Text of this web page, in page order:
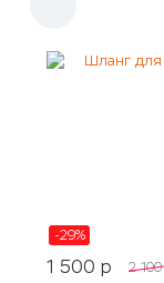
-29%
1 500 p 2 100